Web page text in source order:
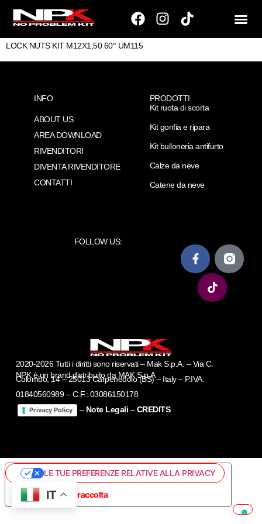
LOCK NUTS KIT M12X1,50 60° UM115
NPK è un brand distribuito da MAK S.p.A
2020-2026 Tutti i diritti sono riservati – Mak S.p.A. – Via C.
Colombo, 14 – 25013 Carpenedolo (BS) – Italy – P.IVA:
01840560989 – C.F.: 03086150178
Privacy Policy – Note Legali –CREDITS
INFO
ABOUT US
AREA DOWNLOAD
RIVENDITORI
DIVENTA RIVENDITORE
CONTATTI
PRODOTTI
Kit ruota di scorta
Kit gonfia e ripara
Kit bulloneria antifurto
Calze da neve
Catene da neve
FOLLOW US:
IT
Informativa sulla raccolta
LE TUE PREFERENZE RELATIVE ALLA PRIVACY